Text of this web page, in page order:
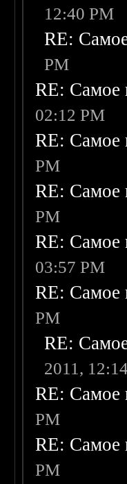
12:40 PM
RE:
PM
RE: Самое
02:12 PM
RE: Самое
PM
RE: Самое
PM
RE: Самое
03:57 PM
RE: Самое
PM
RE:
2011,
RE: Самое
PM
RE: Самое
PM